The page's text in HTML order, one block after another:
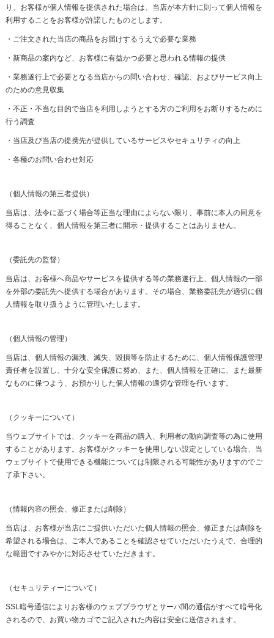
り、お客様が個人情報を提供された場合は、当店が本方針に則って個人情報を
利用することをお客様が許諾したものとします。
・ご注文された当店の商品をお届けするうえで必要な業務
・新商品の案内など、お客様に有益かつ必要と思われる情報の提供
・業務遂行上で必要となる当店からの問い合わせ、確認、およびサービス向上
のための意見収集
・不正・不当な目的で当店を利用しようとする方のご利用をお断りするために
行う調査
・当店及び当店の提携先が提供しているサービスやセキュリティの向上
・各種のお問い合わせ対応
（個人情報の第三者提供）
当店は、法令に基づく場合等正当な理由によらない限り、事前に本人の同意を
得ることなく、個人情報を第三者に開示・提供することはありません。
（委託先の監督）
当店は、お客様へ商品やサービスを提供する等の業務遂行上、個人情報の一部
を外部の委託先へ提供する場合があります。その場合、業務委託先が適切に個
人情報を取り扱うように管理いたします。
（個人情報の管理）
当店は、個人情報の漏洩、滅失、毀損等を防止するために、個人情報保護管理
責任者を設置し、十分な安全保護に努め、また、個人情報を正確に、また最新
なものに保つよう、お預かりした個人情報の適切な管理を行います。
（クッキーについて）
当ウェブサイトでは、クッキーを商品の購入、利用者の動向調査等の為に使用
することがあります。お客様がクッキーを使用しない設定としている場合、当
ウェブサイトで使用できる機能については制限される可能性がありますのでご
了承下さい。
（情報内容の照会、修正または削除）
当店は、お客様が当店にご提供いただいた個人情報の照会、修正または削除を
希望される場合は、ご本人であることを確認させていただいたうえで、合理的
な範囲ですみやかに対応させていただきます。
（セキュリティーについて）
SSL暗号通信によりお客様のウェブブラウザとサーバ間の通信がすべて暗号化
されるので、お買い物カゴでご記入された内容は安全に送信されます。